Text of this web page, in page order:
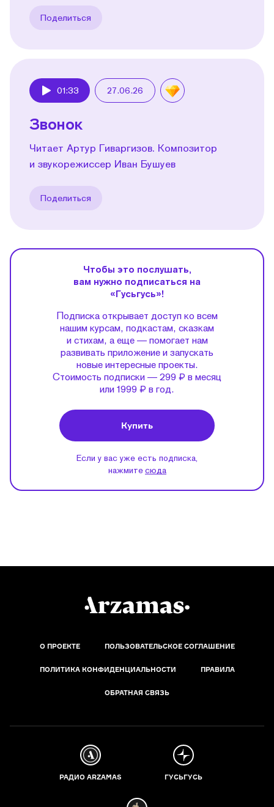
Поделиться
01:33 27.06.26
Звонок
Читает Артур Гиваргизов. Композитор
и звукорежиссер Иван Бушуев
Поделиться
Чтобы это послушать,
вам нужно подписаться на
«Гусьгусь»!
Подписка открывает доступ ко всем
нашим курсам, подкастам, сказкам
и стихам, а еще — помогает нам
развивать приложение и запускать
новые интересные проекты.
Стоимость подписки — 299 ₽ в месяц
или 1999 ₽ в год.
Купить
Если у вас уже есть подписка,
нажмите сюда
О ПРОЕКТЕ ПОЛЬЗОВАТЕЛЬСКОЕ СОГЛАШЕНИЕ
ПОЛИТИКА КОНФИДЕНЦИАЛЬНОСТИ ПРАВИЛА
ОБРАТНАЯ СВЯЗЬ
РАДИО ARZAMAS ГУСЬГУСЬ